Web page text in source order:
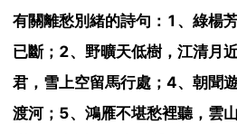
有關離愁別緒的詩句：1、綠楊
已斷；2、野曠天低樹，江清月
君，雪上空留馬行處；4、朝聞
渡河；5、鴻雁不堪愁裡聽，雲